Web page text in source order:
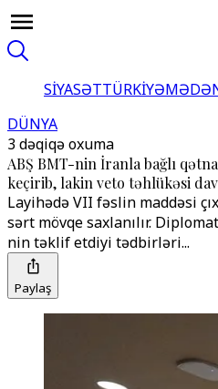
SİYASƏTTÜRKİYƏ
DÜNYA
3 dəqiqə oxuma
ABŞ BMT-nin İranla bağlı
keçirib, lakin veto təhlükəsi
Layihədə VII fəslin maddəsi
sərt mövqe saxlanılır.
nin təklif etdiyi tədbirləri...
Paylaş